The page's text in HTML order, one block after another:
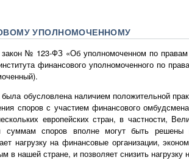
УПОЛНОМОЧЕННОМУ
№ 123-ФЗ «Об уполномоченном по правам
финансового уполномоченного по
обусловлена наличием положительной
споров с участием финансового
европейских стран, в частности,
суммам споров вполне могут быть решены
нагрузку на финансовые организации,
в нашей стране, и позволяет снизить